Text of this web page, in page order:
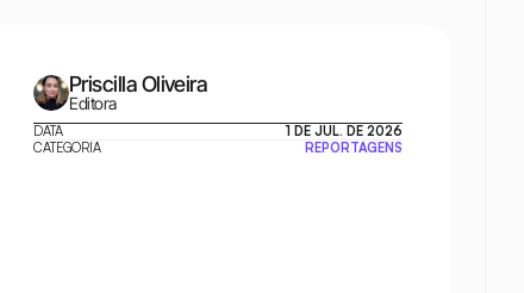
Priscilla Oliveira
Editora
DATA
1 DE JUL. DE 2026
CATEGORIA
REPORTAGENS